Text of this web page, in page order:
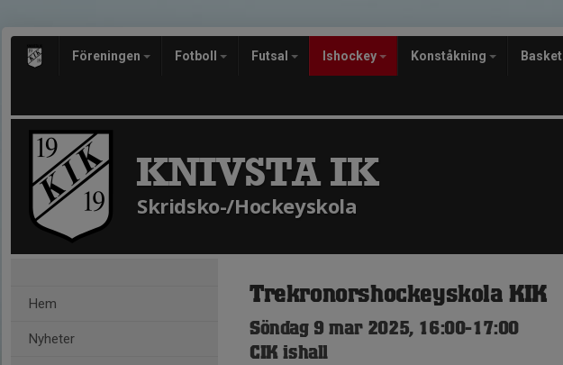
Föreningen Fotboll Futsal Ishockey Konståkning Basket
KNIVSTA IK
Skridsko-/Hockeyskola
Hem
Nyheter
Trekronorshockeyskola KIK
Söndag 9 mar 2025, 16:00-17:00
CIK ishall